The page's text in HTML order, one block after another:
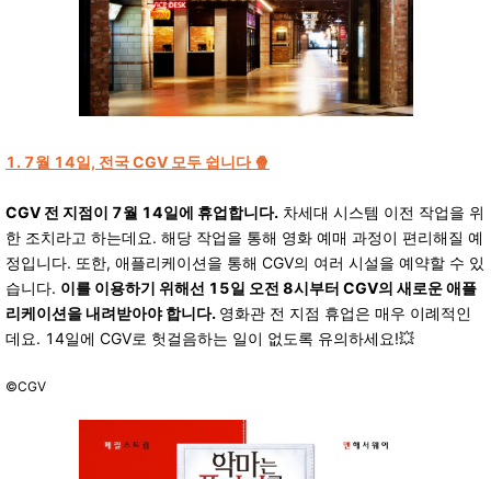
1. 7월 14일, 전국 CGV 모두 쉽니다 🍿
CGV 전 지점이 7월 14일에 휴업합니다. 차세대 시스템 이전 작업을 위
한 조치라고 하는데요. 해당 작업을 통해 영화 예매 과정이 편리해질 예
정입니다. 또한, 애플리케이션을 통해 CGV의 여러 시설을 예약할 수 있
습니다. 이를 이용하기 위해선 15일 오전 8시부터 CGV의 새로운 애플
리케이션을 내려받아야 합니다. 영화관 전 지점 휴업은 매우 이례적인
데요. 14일에 CGV로 헛걸음하는 일이 없도록 유의하세요!💥
©CGV